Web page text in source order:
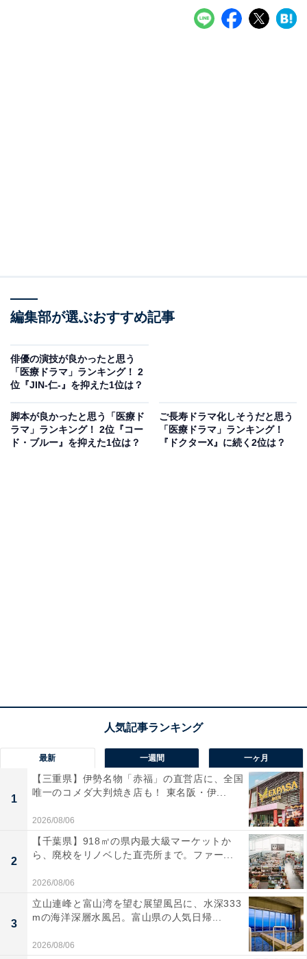
編集部が選ぶおすすめ記事
俳優の演技が良かったと思う
「医療ドラマ」ランキング！ 2
位『JIN-仁-』を抑えた1位は？
脚本が良かったと思う「医療ド
ラマ」ランキング！ 2位『コー
ド・ブルー』を抑えた1位は？
ご長寿ドラマ化しそうだと思う
「医療ドラマ」ランキング！
『ドクターX』に続く2位は？
最新 一週間 一ヶ月
1
【三重県】伊勢名物「赤福」の直営店に、全国
唯一のコメダ大判焼き店も！ 東名阪・伊...
2026/08/06
2
【千葉県】918㎡の県内最大級マーケットか
ら、廃校をリノベした直売所まで。ファー...
2026/08/06
3
立山連峰と富山湾を望む展望風呂に、水深333
mの海洋深層水風呂。富山県の人気日帰...
2026/08/06